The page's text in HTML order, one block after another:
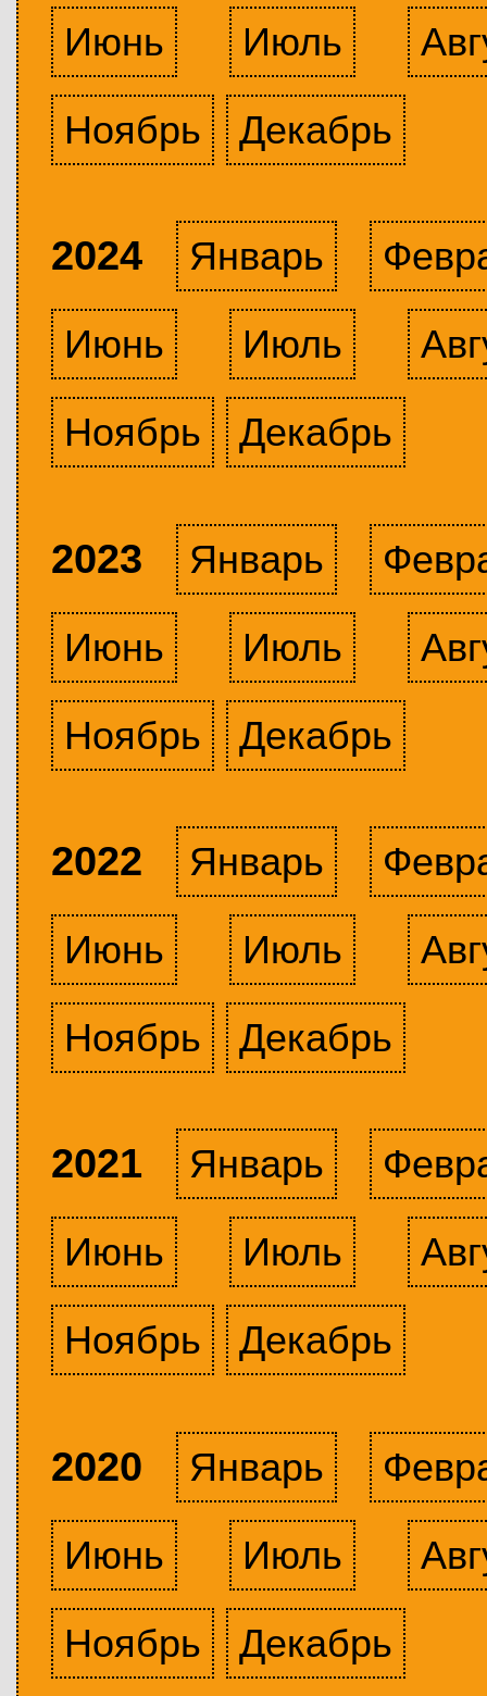
Июнь
Июль
Ноябрь
Декабрь
2024 Январь
Июнь
Июль
Ноябрь
Декабрь
2023 Январь
Июнь
Июль
Ноябрь
Декабрь
2022 Январь
Июнь
Июль
Ноябрь
Декабрь
2021 Январь
Июнь
Июль
Ноябрь
Декабрь
2020 Январь
Июнь
Июль
Ноябрь
Декабрь